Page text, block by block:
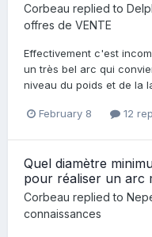
Corbeau replied to
offres de VENTE
Effectivement c'est
un très bel arc qui
niveau du poids et de la
February 8 12
Quel diamètre
pour réaliser un arc
Corbeau replied to
connaissances